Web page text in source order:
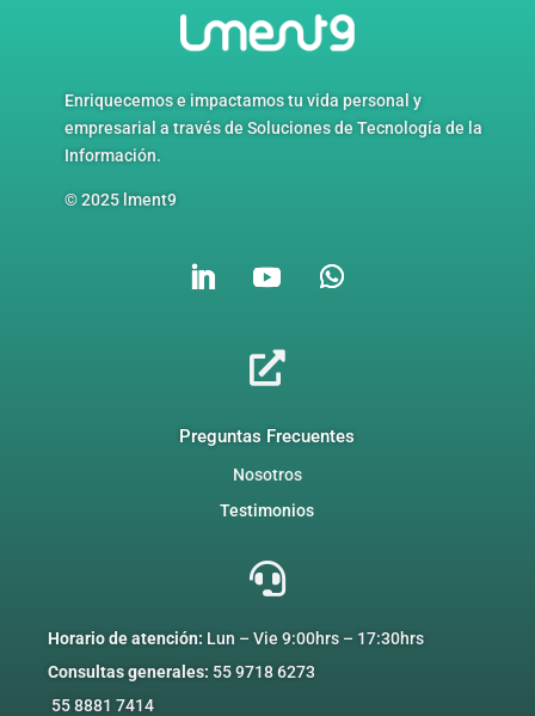
Enriquecemos e impactamos tu vida personal y
empresarial a través deSoluciones de Tecnología de la
Información.
© 2025 lment9

Preguntas Frecuentes
Nosotros
Testimonios

Horario de atención: Lun – Vie9:00hrs – 17:30hrs
Consultas generales: 55 9718 6273
55 8881 7414